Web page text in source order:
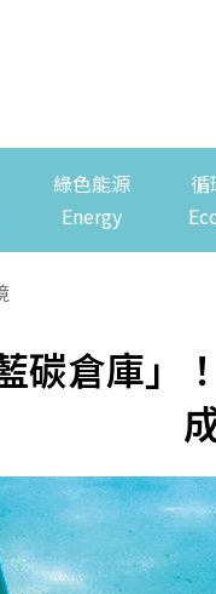
綠色能源
Energy
循
碳倉庫」